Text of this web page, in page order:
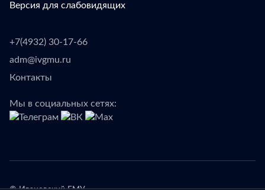
Версия для слабовидящих
+7(4932) 30-17-66
adm@ivgmu.ru
Контакты
Мы в социальных сетях: